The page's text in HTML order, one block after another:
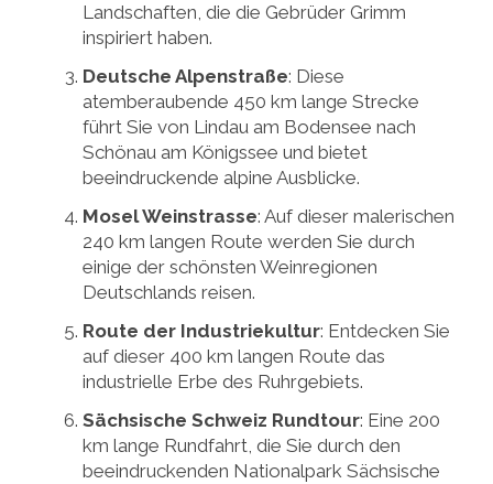
Landschaften, die die Gebrüder Grimm
inspiriert haben.
Deutsche Alpenstraße: Diese
atemberaubende 450 km lange Strecke
führt Sie von Lindau am Bodensee nach
Schönau am Königssee und bietet
beeindruckende alpine Ausblicke.
Mosel Weinstrasse: Auf dieser malerischen
240 km langen Route werden Sie durch
einige der schönsten Weinregionen
Deutschlands reisen.
Route der Industriekultur: Entdecken Sie
auf dieser 400 km langen Route das
industrielle Erbe des Ruhrgebiets.
Sächsische Schweiz Rundtour: Eine 200
km lange Rundfahrt, die Sie durch den
beeindruckenden Nationalpark Sächsische